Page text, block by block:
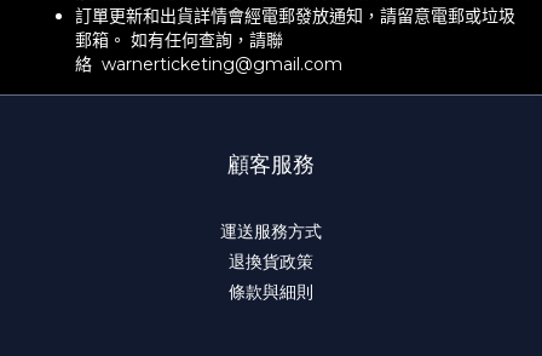
訂單更新和出貨詳情會經電郵發放通知 ， 請留意電郵或垃圾
郵箱。 如有任何查詢 ， 請聯
絡 warnerticketing@gmail.com
顧客服務
運送服務方式
退換貨政策
條款與細則